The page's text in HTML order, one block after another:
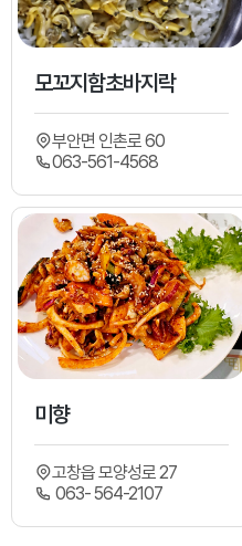
모꼬지함초바지락
부안면 인촌로 60
063-561-4568
미향
고창읍 모양성로 27
063- 564-2107